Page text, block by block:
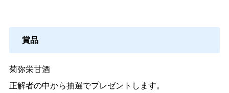
賞品
菊弥栄甘酒
正解者の中から抽選でプレゼントします。